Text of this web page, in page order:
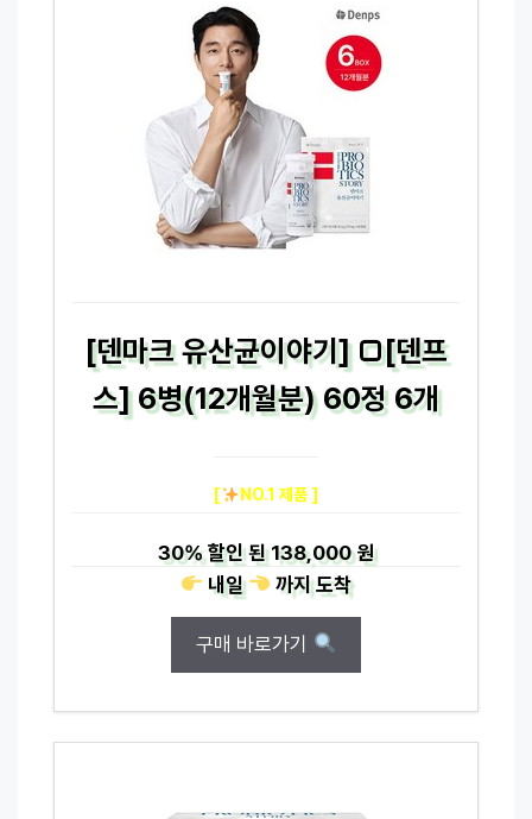
[덴마크 유산균이야기] □[덴프
스] 6병(12개월분) 60정 6개
[ NO.1 제품 ]
30%할인 된138,000 원
내일
까지도착
구매 바로가기